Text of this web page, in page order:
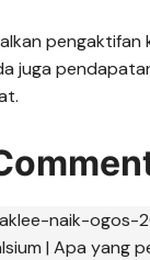
pengaktifan
juga
naik-ogos-
| Apa yang